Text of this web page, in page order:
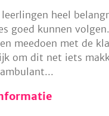
heel
goed kunnen
meedoen met de
om dit net iets